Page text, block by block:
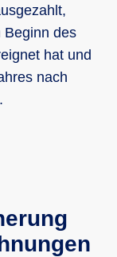
Beginn des
hat und
nach